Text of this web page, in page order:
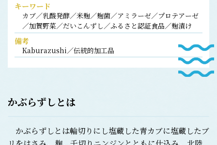
キーワード
カブ／乳酸発酵／米麹／麹菌／アミラーゼ／プロテアーゼ
／加賀野菜／だいこんずし／ふるさと認証食品／麹漬け
備考
Kaburazushi／伝統的加工品
かぶらずしとは
かぶらずしとは輪切りにし塩蔵した青カブに塩蔵したブ